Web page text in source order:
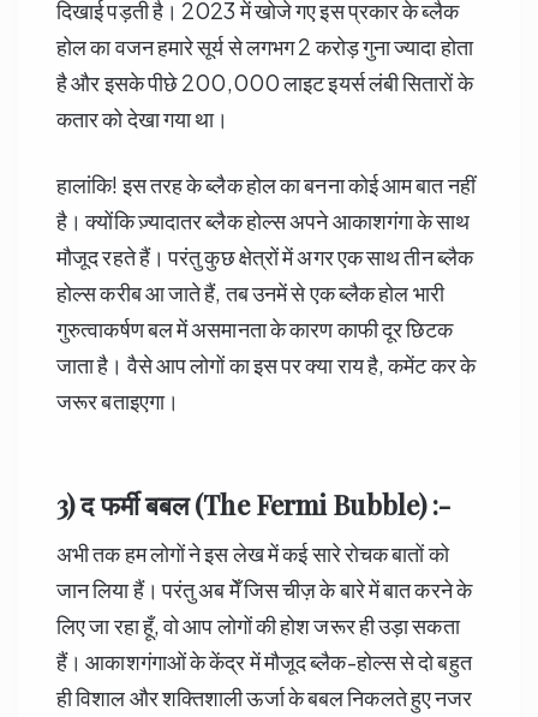
दिखाई पड़ती है। 2023 में खोजे गए इस प्रकार के ब्लैक
होल का वजन हमारे सूर्य से लगभग 2 करोड़ गुना ज्यादा होता
है और इसके पीछे 200,000 लाइट इयर्स लंबी सितारों के
कतार को देखा गया था।
हालांकि! इस तरह के ब्लैक होल का बनना कोई आम बात नहीं
है। क्योंकि ज़्यादातर ब्लैक होल्स अपने आकाशगंगा के साथ
मौजूद रहते हैं। परंतु कुछ क्षेत्रों में अगर एक साथ तीन ब्लैक
होल्स करीब आ जाते हैं, तब उनमें से एक ब्लैक होल भारी
गुरुत्वाकर्षण बल में असमानता के कारण काफी दूर छिटक
जाता है। वैसे आप लोगों का इस पर क्या राय है, कमेंट कर के
जरूर बताइएगा।
3) द फर्मी बबल (The Fermi Bubble) :-
अभी तक हम लोगों ने इस लेख में कई सारे रोचक बातों को
जान लिया हैं। परंतु अब मेँ जिस चीज़ के बारे में बात करने के
लिए जा रहा हूँ, वो आप लोगों की होश जरूर ही उड़ा सकता
हैं। आकाशगंगाओं के केंद्र में मौजूद ब्लैक-होल्स से दो बहुत
ही विशाल और शक्तिशाली ऊर्जा के बबल निकलते हुए नजर